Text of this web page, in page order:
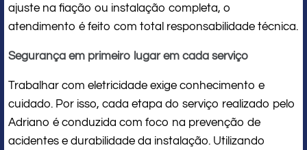
ajuste na fiação ou instalação completa, o
atendimento é feito com total responsabilidade técnica.
Segurança em primeiro lugar em cada serviço
Trabalhar com eletricidade exige conhecimento e
cuidado. Por isso, cada etapa do serviço realizado pelo
Adriano é conduzida com foco na prevenção de
acidentes e durabilidade da instalação. Utilizando